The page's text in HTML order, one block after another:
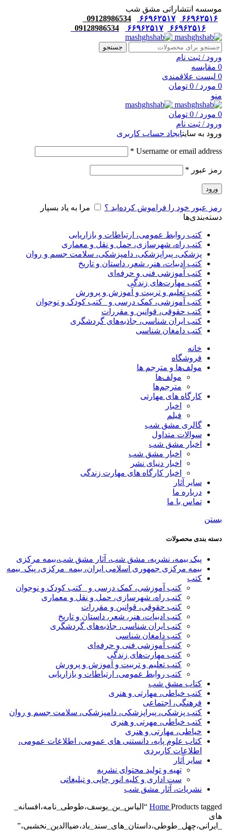
موسسه انتشاراتی مشق شب
۶۶۹۶۲۵۱۶
۶۶۹۶۲۵۱۷
09128986534
۶۶۹۶۲۵۱۶
۶۶۹۶۲۵۱۷ 09128986534
جستجو
ورود / ثبت نام
0 مقایسه
0 لیست علاقمندی
0 مورد /
0 تومان
منو
0 مورد /
0 تومان
ورود / ثبت نام
ورود به سایتایجاد حساب کاربری
Username or email address
*
رمز عبور *
ورود
رمز عبور خود را فراموش کرده‌اید ؟
مرا به یاد بسپار
دسته‌بندی‌ها
کتب روابط عمومی، ارتباطات و بازاریابی
کتب راه، شهرسازی، حمل و نقل و معماری
پزشکی، پیراپزشکی، دامپزشکی، سلامت جسم و روان
کتب ادبیات، هنر، شعر، داستان و تاریخ
کتب آموزشی فنی و حرفه‌ای
کتب مهارت‌های زندگی
کتب تعلیم و تربیت و آموزش و پرورش
کتب آموزشی، کمک درسی و _کتب کودک و نوجوان
کتب حقوقی، قوانین و مقررات
کتب ایران شناسی، جاذبه‌های گردشگری
کتب دامغان شناسی
خانه
فروشگاه
مولف‌ها و مترجم ها
مولف‌ها
مترجم‌ها
کارگاه های مهارتی
اخبار
فیلم
گالری مشق شب
سوالات متداول
اخبار مشق شب
اخبار مشق شب
اخبار دنیای نشر
اخبار کارگاه های مهارت زندگی
سایر آثار
درباره ما
تماس با ما
بستن
دسته بندی محصولات
پیک بیمه، نشریه، مشق شب، آثار مشق شب،بیمه مرکزی
بیمه مرکزی جمهوری اسلامی ایران، بیمه_مرکزی، پیک_بیمه
کتب
کتب آموزشی، کمک درسی و _کتب کودک و نوجوان
کتب راه، شهرسازی، حمل و نقل و معماری
کتب حقوقی، قوانین و مقررات
کتب ادبیات، هنر، شعر، داستان و تاریخ
کتب ایران شناسی، جاذبه‌های گردشگری
کتب دامغان شناسی
کتب آموزشی فنی و حرفه‌ای
کتب مهارت‌های زندگی
کتب تعلیم و تربیت و آموزش و پرورش
کتب روابط عمومی، ارتباطات و بازاریابی
کتاب مشق شب
کتب خیاطی، مهارتی و هنری
فرهنگی، اجتماعی
کتب پزشکی، پیراپزشکی، دامپزشکی، سلامت جسم و روان
کتب خیاطی، مهرتی و هنری
خیاطی، مهارتی و هنری
کتاب علوم پایه، دانستنی های عمومی، اطلاعات عمومی،
اطلاعات کاربردی
سایر آثار
تهیه و تولید محتوای نشریه
ست اداری و کلیه انور چاپی و تبلیغاتی
نشریات، آثار مشق شب
Home Products tagged “الیاس_بن_یوسف،طوطی_نامه،افسانه_
های
_ایرانی،چهل_طوطی،داستان_های_سند_باد،ضیاالدین_نخشبی،”